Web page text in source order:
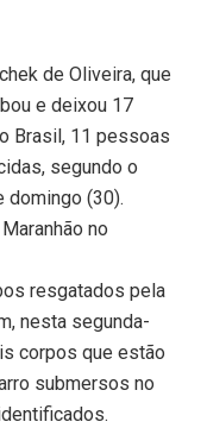
de Oliveira, que
e deixou 17
Brasil, 11 pessoas
segundo o
domingo (30).
no
resgatados pela
nesta segunda-
corpos que estão
submersos no